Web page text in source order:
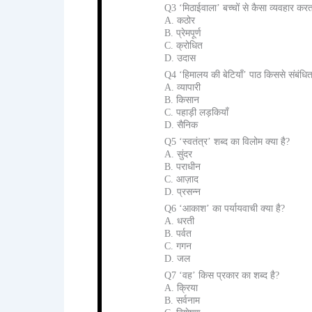
Q3 ‘मिठाईवाला’ बच्चों से कैसा व्यवहार
A. कठोर
B. प्रेमपूर्ण
C. क्रोधित
D. उदास
Q4 ‘हिमालय की बेटियाँ’ पाठ किससे
A. व्यापारी
B. किसान
C. पहाड़ी लड़कियाँ
D. सैनिक
Q5 ‘स्वतंत्र’ शब्द का विलोम क्या है?
A. सुंदर
B. पराधीन
C. आज़ाद
D. प्रसन्न
Q6 ‘आकाश’ का पर्यायवाची क्या है?
A. धरती
B. पर्वत
C. गगन
D. जल
Q7 ‘वह’ किस प्रकार का शब्द है?
A. क्रिया
B. सर्वनाम